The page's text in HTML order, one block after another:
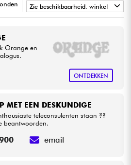
onze merken
Zie beschikbaarheid. winkel
• Star Music LILLE
PARIS
Orange en
ONTDEKKEN
MET EEN DESKUNDIGE
teleconsulenten staan ??
beantwoorden.
email